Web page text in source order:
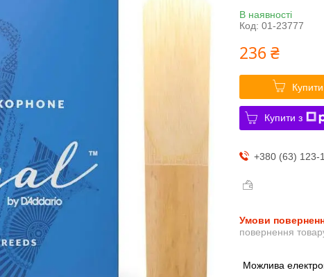
В наявності
Код: 01-23777
236 ₴
Купити
Купити з
+380 (63) 123-
повернення